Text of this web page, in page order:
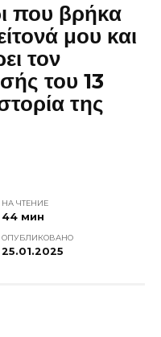
που βρήκα
μου και
τον
του 13
της
НА ЧТЕНИЕ
44 мин
ОПУБЛИКОВАНО
25.01.2025